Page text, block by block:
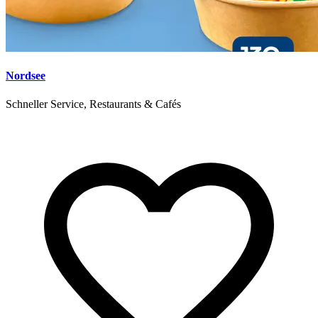
Nordsee
Schneller Service, Restaurants & Cafés